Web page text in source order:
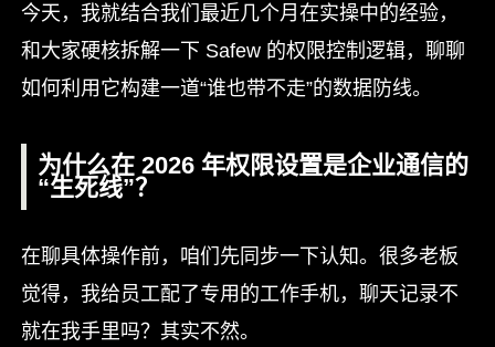
今天，我就结合我们最近几个月在实操中的经验，
和大家硬核拆解一下 Safew 的权限控制逻辑，聊聊
如何利用它构建一道“谁也带不走”的数据防线。
为什么在 2026 年权限设置是企业通信的
“生死线”？
在聊具体操作前，咱们先同步一下认知。很多老板
觉得，我给员工配了专用的工作手机，聊天记录不
就在我手里吗？其实不然。